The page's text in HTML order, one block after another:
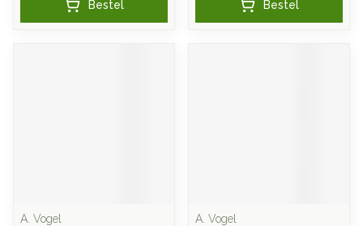
Bestel Bestel
A. Vogel
A. Vogel